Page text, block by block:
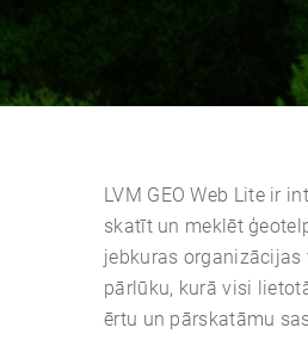
LVM GEO Web Lite ir
skatīt un meklēt
jebkuras
pārlūku, kurā visi
ērtu un pārskatāmu